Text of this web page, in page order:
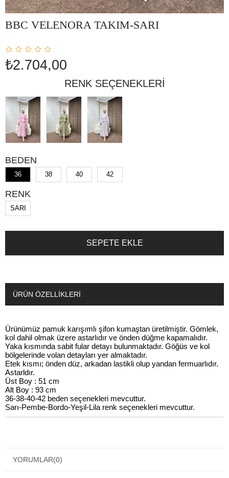
BBC VELENORA TAKIM-SARI
₺2.704,00
RENK SEÇENEKLERI
BEDEN
36 38 40 42
RENK
SARI
ÜRÜN ÖZELLIKLERI
Ürünümüz pamuk karışımlı şifon kumaştan üretilmiştir. Gömlek,
kol dahil olmak üzere astarlıdır ve önden düğme kapamalıdır.
Yaka kısmında sabit fular detayı bulunmaktadır. Göğüs ve kol
bölgelerinde volan detayları yer almaktadır.
Etek kısmı; önden düz, arkadan lastikli olup yandan fermuarlıdır.
Astarldır.
Üst Boy : 51 cm
Alt Boy : 93 cm
36-38-40-42 beden seçenekleri mevcuttur.
Sarı-Pembe-Bordo-Yeşil-Lila renk seçenekleri mevcuttur.
YORUMLAR(0)